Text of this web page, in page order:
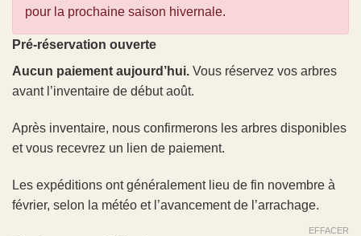
pour la prochaine saison hivernale.
Pré-réservation ouverte
Aucun paiement aujourd’hui. Vous réservez vos arbres
avant l’inventaire de début août.
Après inventaire, nous confirmerons les arbres disponibles
et vous recevrez un lien de paiement.
Les expéditions ont généralement lieu de fin novembre à
février, selon la météo et l’avancement de l’arrachage.
EFFACER